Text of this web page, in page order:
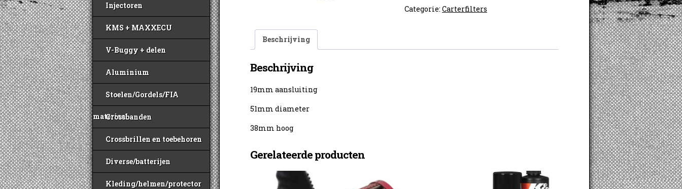
Injectoren
KMS + MAXXECU
V-Buggy + delen
Aluminium
Stoelen/Gordels/FIA
materiaal
Crossbanden
Crossbrillen en toebehoren
Diverse/batterijen
Kleding/helmen/protector
Pro
Categorie: Carterfilters
Beschrijving
Beschrijving
19mm aansluiting
51mm diameter
38mm hoog
Gerelateerde producten